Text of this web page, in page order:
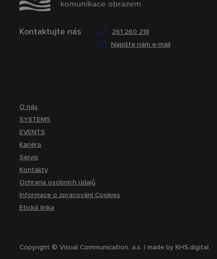
Kontaktujte nás
261 260 218
Napište nám e-mail
O nás
SYSTEMS
EVENTS
Kariéra
Servis
Kontakty
Ochrana osobních údajů
Informace o zpracování Cookies
Etická linka
Copyright © Visual Communication, a.s. | made byKHS.digital